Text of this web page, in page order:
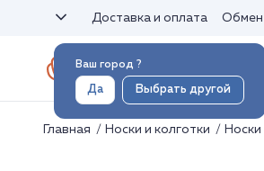
Ваш город ?
Да Выбрать другой
Доставка и оплата Обмен
Носки и
Главная Носки и колготки Носки